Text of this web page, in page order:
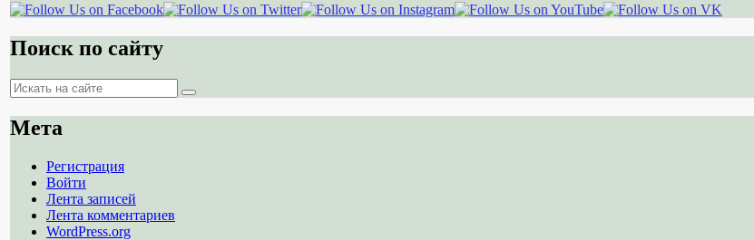
Поиск по сайту
Поиск
Поиск
Мета
Регистрация
Войти
Лента записей
Лента комментариев
WordPress.org